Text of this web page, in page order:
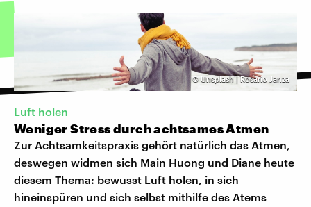
©Unsplash | Rosario Janza
Luft holen
Weniger Stress durch achtsames Atmen
Zur Achtsamkeitspraxis gehört natürlich das Atmen,
deswegen widmen sich Main Huong und Diane heute
diesem Thema: bewusst Luft holen, in sich
hineinspüren und sich selbst mithilfe des Atems